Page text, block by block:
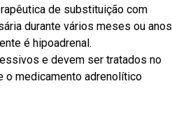
de substituição com
durante vários meses ou anos
é hipoadrenal.
e devem ser tratados no
o medicamento adrenolítico